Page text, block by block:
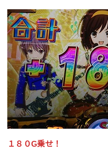
１８０G乗せ！